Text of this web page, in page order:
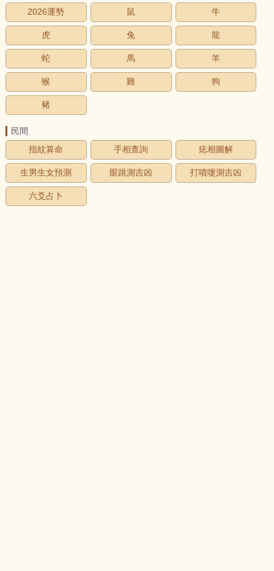
2026運勢
鼠 牛
虎 兔 龍
蛇 馬 羊
猴 雞 狗
豬
民間
指紋算命
手相查詢 痣相圖解
生男生女預測 眼跳測吉凶 打噴嚏測吉凶
六爻占卜